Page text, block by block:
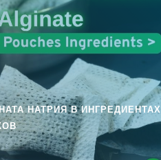
НАТРИЯ В ИНГРЕДИЕНТАХ